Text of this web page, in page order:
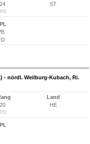
ST
- nördl. Weilburg-Kubach, Ri.
Land
HE